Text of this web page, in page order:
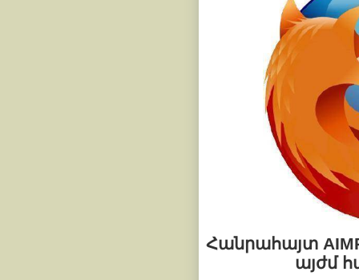
Հանրահայտ
այժմ